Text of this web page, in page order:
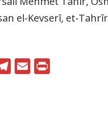
el-Kevserî, et-
T E Pr